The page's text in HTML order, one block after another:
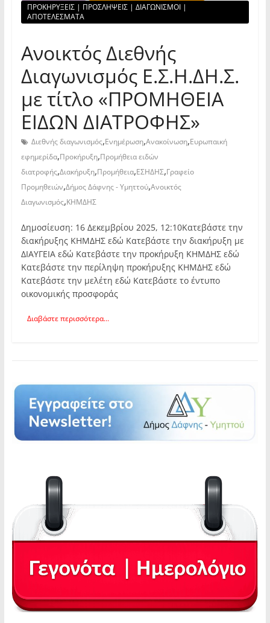
ΠΡΟΚΗΡΥΞΕΙΣ | ΠΡΟΣΛΗΨΕΙΣ | ΔΙΑΓΩΝΙΣΜΟΙ |
ΑΠΟΤΕΛΕΣΜΑΤΑ
Ανοικτός Διεθνής
Διαγωνισμός Ε.Σ.Η.ΔΗ.Σ.
με τίτλο «ΠΡΟΜΗΘΕΙΑ
ΕΙΔΩΝ ΔΙΑΤΡΟΦΗΣ»
Διεθνής διαγωνισμός,Ενημέρωση,Ανακοίνωση,Ευρωπαική
εφημερίδα,Προκήρυξη,Προμήθεια ειδών
διατροφής,Διακήρυξη,Προμήθεια,ΕΣΗΔΗΣ,Γραφείο
Προμηθειών,Δήμος Δάφνης - Υμηττού,Ανοικτός
Διαγωνισμός,ΚΗΜΔΗΣ
Δημοσίευση: 16 Δεκεμβρίου 2025, 12:10Κατεβάστε την
διακήρυξης ΚΗΜΔΗΣ εδώ Κατεβάστε την διακήρυξη με
ΔΙΑΥΓΕΙΑ εδώ Κατεβάστε την προκήρυξη ΚΗΜΔΗΣ εδώ
Κατεβάστε την περίληψη προκήρυξης ΚΗΜΔΗΣ εδώ
Κατεβάστε την μελέτη εδώ Κατεβάστε το έντυπο
οικονομικής προσφοράς
Διαβάστε περισσότερα...